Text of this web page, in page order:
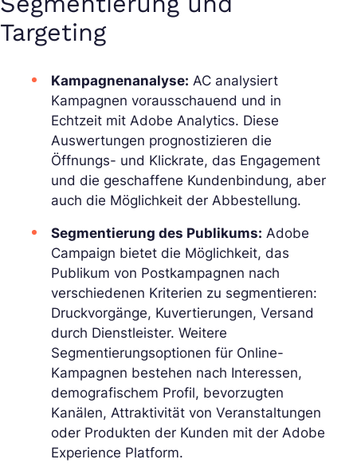
Targeting
Kampagnenanalyse: AC analysiert
Kampagnen vorausschauend und in
Echtzeit mit Adobe Analytics. Diese
Auswertungen prognostizieren die
Öffnungs- und Klickrate, das Engagement
und die geschaffene Kundenbindung, aber
auch die Möglichkeit der Abbestellung.
Segmentierung des Publikums: Adobe
Campaign bietet die Möglichkeit, das
Publikum von Postkampagnen nach
verschiedenen Kriterien zu segmentieren:
Druckvorgänge, Kuvertierungen, Versand
durch Dienstleister. Weitere
Segmentierungsoptionen für Online-
Kampagnen bestehen nach Interessen,
demografischem Profil, bevorzugten
Kanälen, Attraktivität von Veranstaltungen
oder Produkten der Kunden mit der Adobe
Experience Platform.